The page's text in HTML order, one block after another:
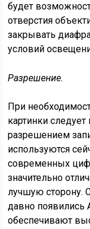
будет
отверстия
закрывать
условий
Разрешение.
При
картинки
разрешением
используются
современных
значительно
лучшую сторону.
давно появились
обеспечивают